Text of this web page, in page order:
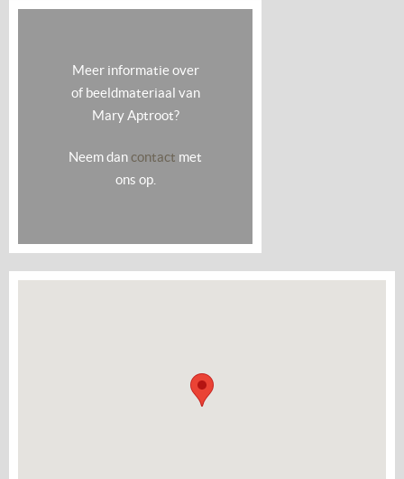
Meer informatie over
of beeldmateriaal van
Mary Aptroot?
Neem dancontact met
ons op.